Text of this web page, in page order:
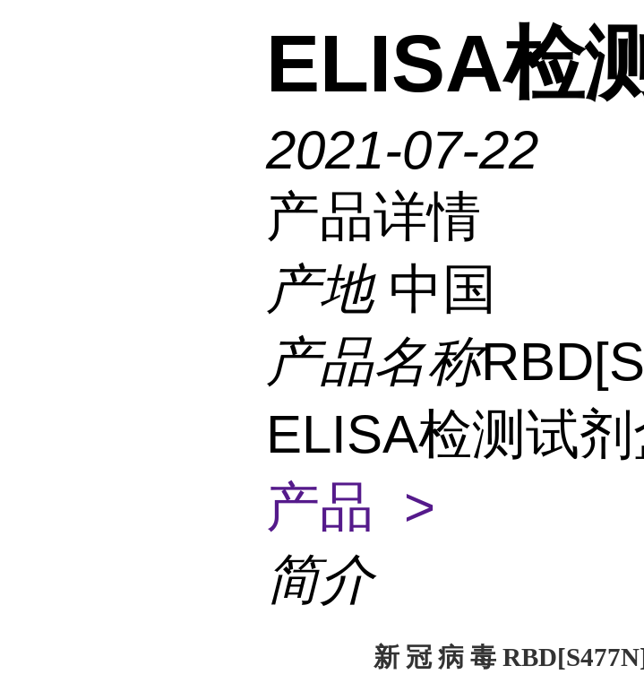
ELISA检
2021-07-22
产品详情
产地 中国
产品名称
ELISA检测试剂
产品 >
简介
新 冠 病 毒